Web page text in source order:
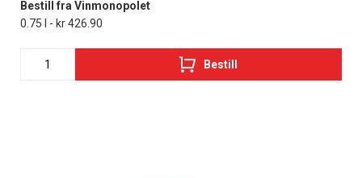
Bestill fra Vinmonopolet
0.75 l - kr 426.90
Bestill